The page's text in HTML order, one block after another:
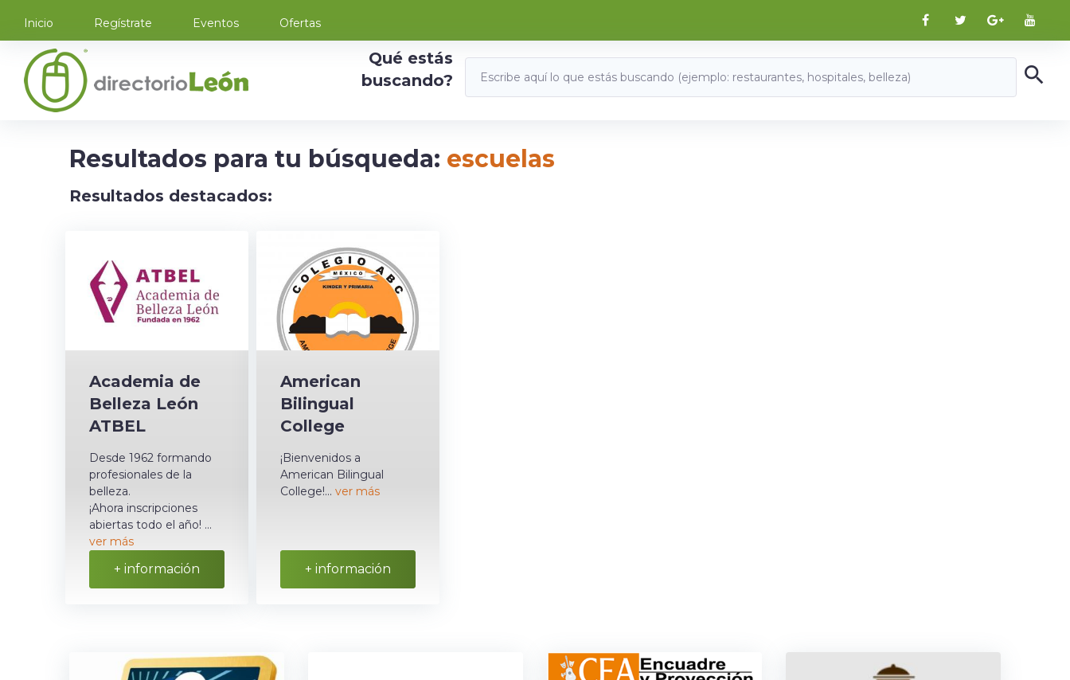
Inicio Regístrate Eventos Ofertas
Qué estás
buscando?
Resultados para tu búsqueda: escuelas
Resultados destacados:
Academia de
Belleza León
ATBEL
Desde 1962 formando
profesionales de la
belleza.
¡Ahora inscripciones
abiertas todo el año! ...
ver más
+ información
American
Bilingual
College
¡Bienvenidos a
American Bilingual
College!... ver más
+ información